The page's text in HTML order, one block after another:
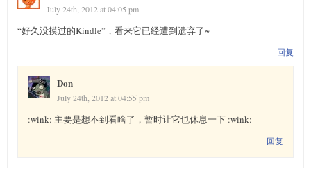
July 24th, 2012 at 04:05 pm
“好久没摸过的Kindle”，看来它已经遭到遗弃了~
回复
Don
July 24th, 2012 at 04:55 pm
:wink: 主要是想不到看啥了，暂时让它也休息一下 :wink:
回复